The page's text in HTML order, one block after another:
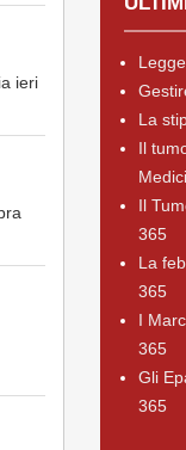
ieri
La
Il
Il
365
La
365
I
365
Gli
365